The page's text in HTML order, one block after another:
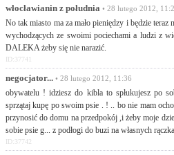
włocławianin z południa • 28 lutego 2012,
No tak miasto ma za mało pieniędzy i będzie teraz
wychodzących ze swoimi pociechami a ludzi z
DALEKA żeby się nie narazić.
ID:37741
negocjator... • 28 lutego 2012, 11:36
obywatelu ! idziesz do kibla to spłukujesz po
sprzątaj kupę po swoim psie . ! .. bo nie mam
przynosić do domu na przedpokój ,i żeby moje
sobie psie g... z podłogi do buzi na własnych
ID:37742